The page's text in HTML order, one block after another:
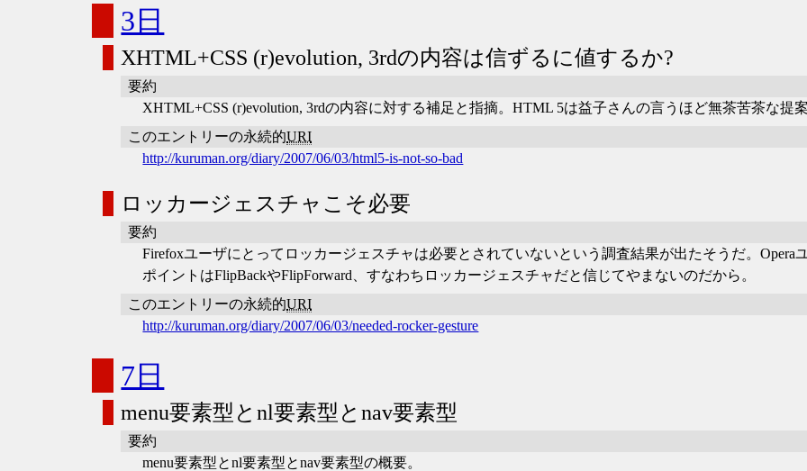
3日
XHTML+CSS (r)evolution, 3rdの内容は信ずるに値するか?
要約
XHTML+CSS (r)evolution, 3rdの内容に対する補足と指摘。HTML 5は益子さんの言うほど無茶苦茶な提
このエントリーの永続的URI
http://kuruman.org/diary/2007/06/03/html5-is-not-so-bad
ロッカージェスチャこそ必要
要約
Firefoxユーザにとってロッカージェスチャは必要とされていないという調査結果が出たそうだ。Opera
ポイントはFlipBackやFlipForward、すなわちロッカージェスチャだと信じてやまないのだから。
このエントリーの永続的URI
http://kuruman.org/diary/2007/06/03/needed-rocker-gesture
7日
menu要素型とnl要素型とnav要素型
要約
menu要素型とnl要素型とnav要素型の概要。